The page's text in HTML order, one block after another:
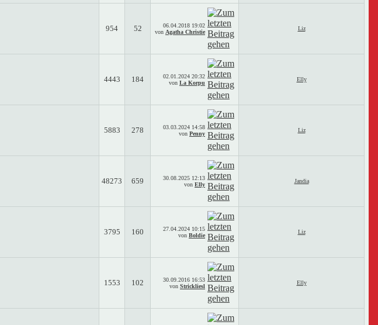
954 52 06.04.2018 19:02
von Agatha Christie
Liz
4443 184 02.01.2024 20:32
von La Korpu
Elly
5883 278 03.03.2024 14:58
von Penny
Liz
48273 659 30.08.2025 12:13
von Elly
Jandia
3795 160 27.04.2024 10:15
von Boldie
Liz
1553 102 30.09.2016 16:53
von Strickliesl
Elly